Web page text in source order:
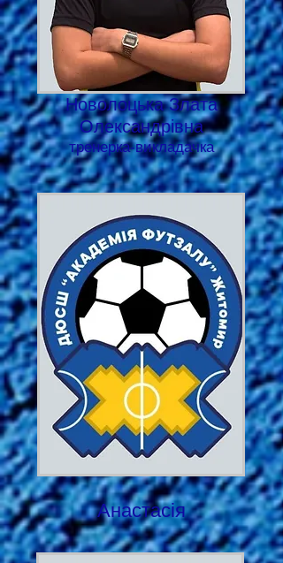
Новолоцька Злата
Олександрівна
тренерка-викладачка
Анастасія